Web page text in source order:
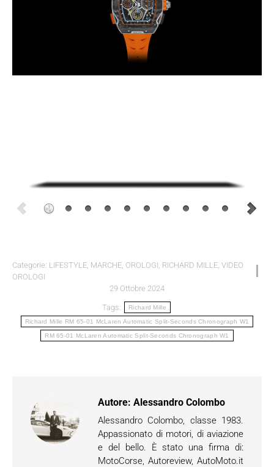
Categorie: LIFESTYLE, MARCHE, OROLOGI, RICHARD MILLE, VIDEO
OROLOGI
29 Ottobre 2024
Tags: Richard Mille
Richard Mille RM 65-01 McLaren Automatic Split-Seconds Chronograph W1
RM 65-01 McLaren Automatic Split-Seconds Chronograph W1
Autore: Alessandro Colombo
Alessandro Colombo, classe 1983.
Appassionato di motori, di aviazione
e del bello. È stato una firma di:
MotoCorse, Autoreview, AutoMoto.it